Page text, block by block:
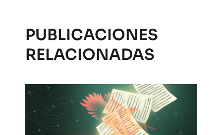
PUBLICACIONES
RELACIONADAS